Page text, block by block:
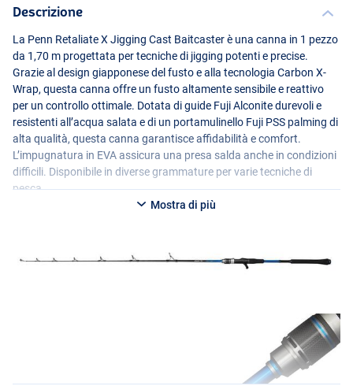
Descrizione
La Penn Retaliate X Jigging Cast Baitcaster è una canna in 1 pezzo
da 1,70 m progettata per tecniche di jigging potenti e precise.
Grazie al design giapponese del fusto e alla tecnologia Carbon X-
Wrap, questa canna offre un fusto altamente sensibile e reattivo
per un controllo ottimale. Dotata di guide Fuji Alconite durevoli e
resistenti all’acqua salata e di un portamulinello Fuji PSS palming di
alta qualità, questa canna garantisce affidabilità e comfort.
L’impugnatura in EVAassicura una presa salda anche in condizioni
difficili. Disponibile in diverse grammature per varie tecniche di
pesca.
Mostra di più